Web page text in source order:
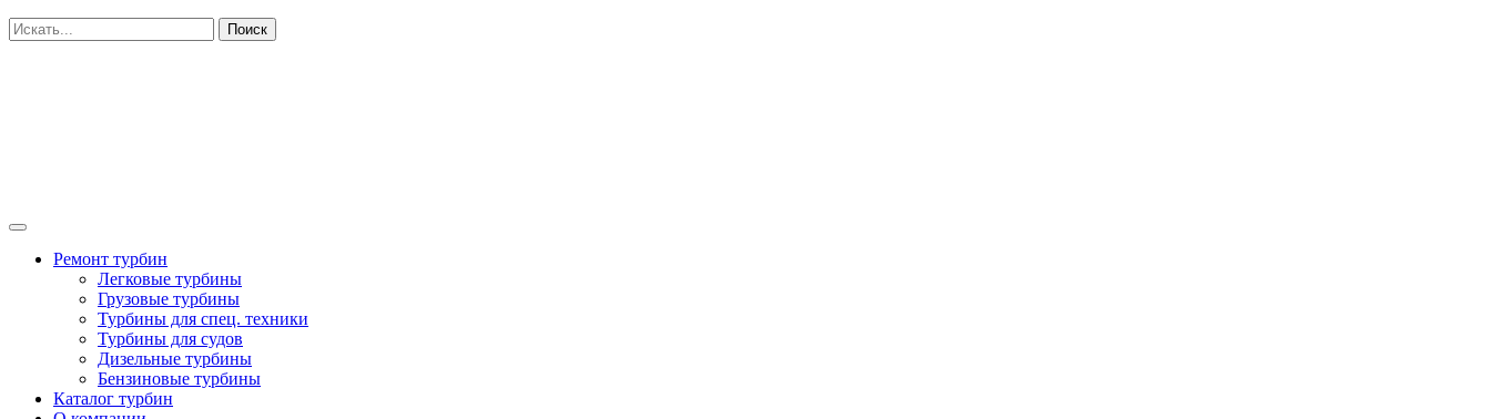
Поиск
Ремонт турбин
Легковые турбины
Грузовые турбины
Турбины для спец. техники
Турбины для судов
Дизельные турбины
Бензиновые турбины
Каталог турбин